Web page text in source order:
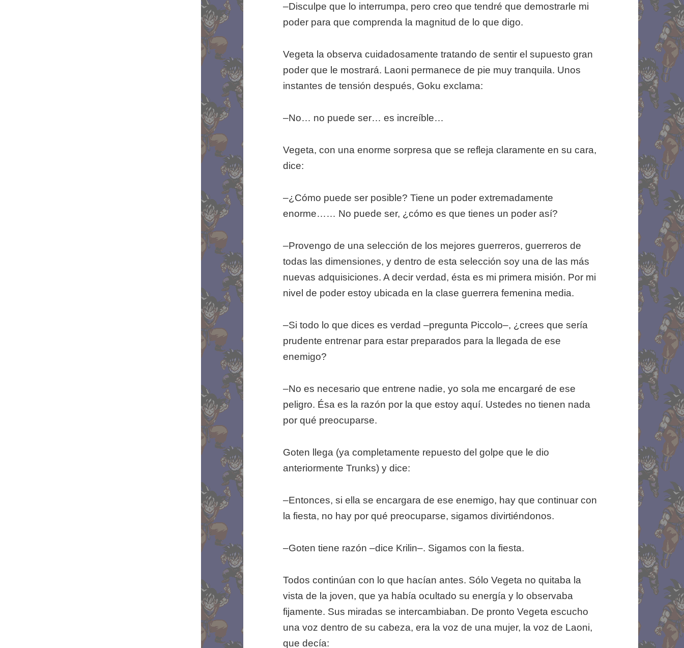
–Disculpe que lo interrumpa, pero creo que tendré que demostrarle mi
poder para que comprenda la magnitud de lo que digo.
Vegeta la observa cuidadosamente tratando de sentir el supuesto gran
poder que le mostrará. Laoni permanece de pie muy tranquila. Unos
instantes de tensión después, Goku exclama:
–No… no puede ser… es increíble…
Vegeta, con una enorme sorpresa que se refleja claramente en su cara,
dice:
–¿Cómo puede ser posible? Tiene un poder extremadamente
enorme…… No puede ser, ¿cómo es que tienes un poder así?
–Provengo de una selección de los mejores guerreros, guerreros de
todas las dimensiones, y dentro de esta selección soy una de las más
nuevas adquisiciones. A decir verdad, ésta es mi primera misión. Por mi
nivel de poder estoy ubicada en la clase guerrera femenina media.
–Si todo lo que dices es verdad –pregunta Piccolo–, ¿crees que sería
prudente entrenar para estar preparados para la llegada de ese
enemigo?
–No es necesario que entrene nadie, yo sola me encargaré de ese
peligro. Ésa es la razón por la que estoy aquí. Ustedes no tienen nada
por qué preocuparse.
Goten llega (ya completamente repuesto del golpe que le dio
anteriormente Trunks) y dice:
–Entonces, si ella se encargara de ese enemigo, hay que continuar con
la fiesta, no hay por qué preocuparse, sigamos divirtiéndonos.
–Goten tiene razón –dice Krilin–. Sigamos con la fiesta.
Todos continúan con lo que hacían antes. Sólo Vegeta no quitaba la
vista de la joven, que ya había ocultado su energía y lo observaba
fijamente. Sus miradas se intercambiaban. De pronto Vegeta escucho
una voz dentro de su cabeza, era la voz de una mujer, la voz de Laoni,
que decía: